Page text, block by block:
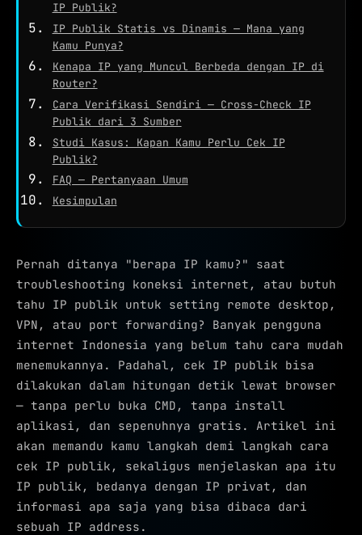
TRACEROUTE
PORT CHECKER
CEK LOKASI NEW
INFO KONEKSI
SECURITY HEADERS
IP Publik?
IP Publik Statis vs Dinamis — Mana yang
Kamu Punya?
Kenapa IP yang Muncul Berbeda dengan IP di
Router?
Cara Verifikasi Sendiri — Cross-Check IP
Publik dari 3 Sumber
Studi Kasus: Kapan Kamu Perlu Cek IP
Publik?
FAQ — Pertanyaan Umum
Kesimpulan
Pernah ditanya "berapa IP kamu?" saat
troubleshooting koneksi internet, atau butuh
tahu IP publik untuk setting remote desktop,
VPN, atau port forwarding? Banyak pengguna
internet Indonesia yang belum tahu cara mudah
menemukannya. Padahal, cek IP publik bisa
dilakukan dalam hitungan detik lewat browser
— tanpa perlu buka CMD, tanpa install
aplikasi, dan sepenuhnya gratis. Artikel ini
akan memandu kamu langkah demi langkah cara
cek IP publik, sekaligus menjelaskan apa itu
IP publik, bedanya dengan IP privat, dan
informasi apa saja yang bisa dibaca dari
sebuah IP address.